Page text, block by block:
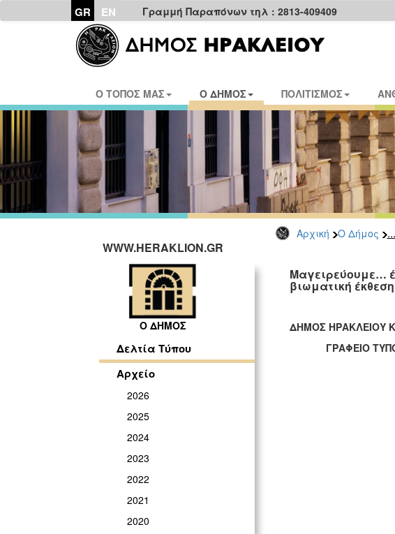
GR EN Γραμμή Παραπόνων τηλ : 2813-409409
Ο ΤΟΠΟΣ ΜΑΣ Ο ΔΗΜΟΣ ΠΟΛΙΤΙΣΜΟΣ
Αρχική Ο Δήμος ...
WWW.HERAKLION.GR
Ο ΔΗΜΟΣ
Δελτία Τύπου
Αρχείο
2026
2025
2024
2023
2022
2021
2020
Μαγειρεύουμε…
βιωματική
ΔΗΜΟΣ ΗΡΑΚΛΕΙΟΥ
ΓΡΑΦΕΙΟ